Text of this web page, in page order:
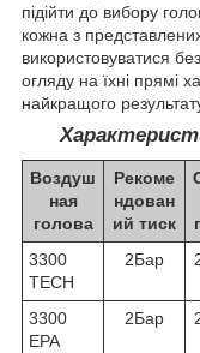
підійти до вибору
кожна з
використовуватися
огляду на їхні прямі
найкращого
Воздуш
ная
голова
Рекоме
ндован
ий тиск
3300
TECH
2Бар
3300
EPA
2Бар